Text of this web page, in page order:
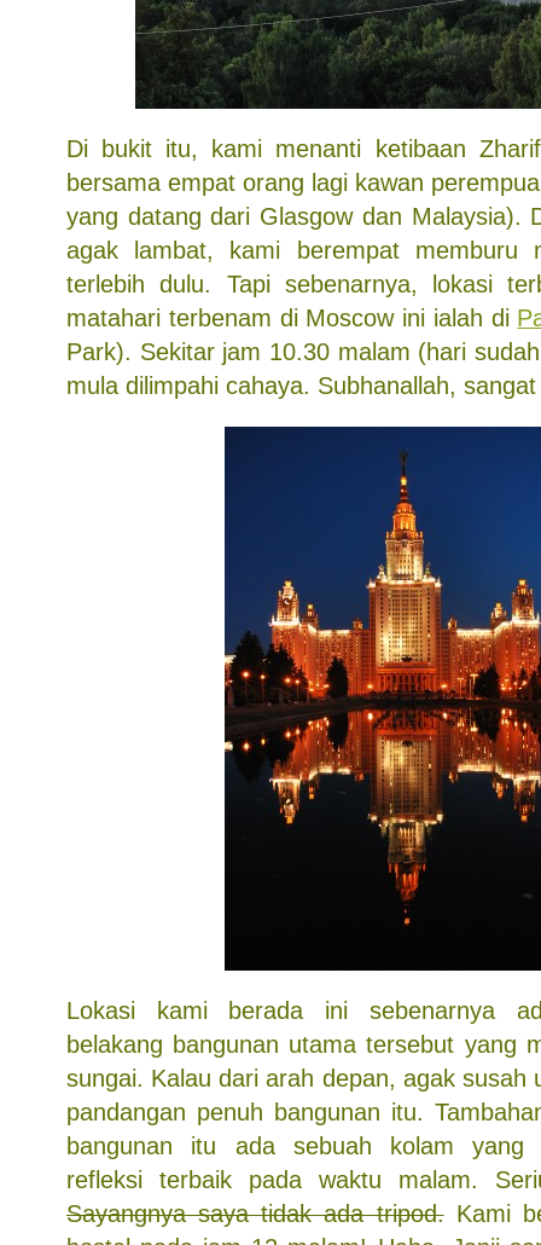
Di bukit itu, kami menanti ketibaan
bersama empat orang lagi kawan
yang datang dari Glasgow dan Malaysia).
agak lambat, kami berempat memburu
terlebih dulu. Tapi sebenarnya, lokasi
matahari terbenam di Moscow ini ialah di
Park). Sekitar jam 10.30 malam (hari
mula dilimpahi cahaya. Subhanallah,
Lokasi kami berada ini sebenarnya
belakang bangunan utama tersebut yang
sungai. Kalau dari arah depan, agak susah
pandangan penuh bangunan itu.
bangunan itu ada sebuah kolam yang
refleksi terbaik pada waktu malam.
Sayangnya saya tidak ada tripod.Kami